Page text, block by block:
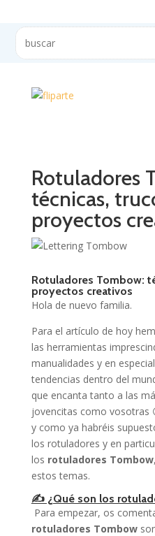
Rotuladores
técnicas,
proyectos
Rotuladores Tombow:
proyectos creativos
Hola de nuevo familia.
Para el artículo de hoy
las herramientas
manualidades y en
tendencias dentro del
que encanta tanto a las
jovencitas como vosotras
y como ya habréis
los rotuladores y en
los rotuladores Tombow
estos temas.
✍️ ¿Qué son los
Para empezar, os
rotuladores Tombow